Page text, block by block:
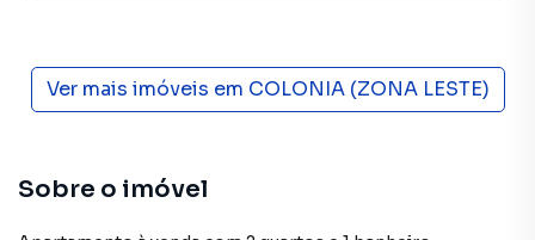
Ver mais imóveis em COLONIA (ZONA LESTE)
Sobre o imóvel